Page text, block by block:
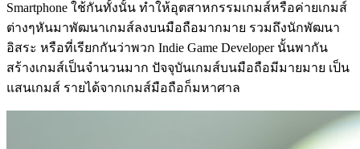
Smartphone ใช้กันทั้งนั้น ทำให้อุตสาหกรรมเกมส์หรือค่ายเกมส์
ต่างๆหันมาพัฒนาเกมส์ลงบนมือถือมากมาย รวมถึงนักพัฒนา
อิสระ หรือที่เรียกกันว่าพวก Indie Game Developer นั้นพากัน
สร้างเกมส์เป็นจำนวนมาก ปัจจุบันเกมส์บนมือถือมีมายมาย เป็น
แสนเกมส์ รายได้จากเกมส์มือถือก็มหาศาล